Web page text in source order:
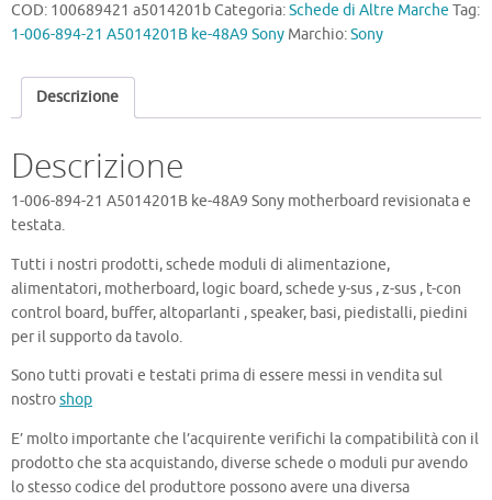
COD: 100689421 a5014201bCategoria:Schede di Altre Marche Tag:
1-006-894-21 A5014201B ke-48A9 Sony Marchio:Sony
Descrizione
Descrizione
1-006-894-21 A5014201B ke-48A9 Sony motherboard revisionata e
testata.
Tutti i nostri prodotti, schede moduli di alimentazione,
alimentatori, motherboard, logic board, schede y-sus , z-sus , t-con
control board, buffer, altoparlanti , speaker, basi, piedistalli, piedini
per il supporto da tavolo.
Sono tutti provati e testati prima di essere messi in vendita sul
nostroshop
E’ molto importante che l’acquirente verifichi la compatibilità con il
prodotto che sta acquistando, diverse schede o moduli pur avendo
lo stesso codice del produttore possono avere una diversa